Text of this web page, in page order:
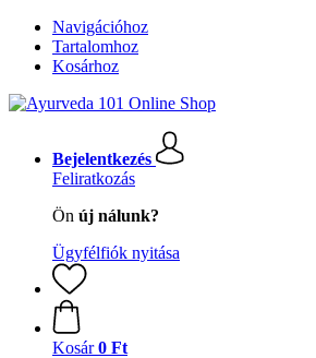
Navigációhoz
Tartalomhoz
Kosárhoz
Bejelentkezés
Feliratkozás
Ön új nálunk?
Ügyfélfiók nyitása
Kosár 0 Ft